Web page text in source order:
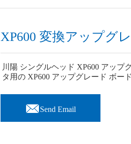
XP600 変換アップグ
川陽 シングルヘッド XP600 アップ
タ用の XP600 アップグレード ボー
Send Email